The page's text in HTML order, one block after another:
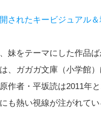
されたキービジュアル
妹をテーマにした作品
、ガガガ文庫（小学館
作者・平坂読は2011年
も熱い視線が注がれてい